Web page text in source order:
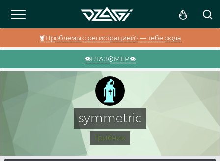
🦞Проблемы с регистрацией? — тебе сюда
👁️ГЛАЗ⦿МЕР👁️
symmetric
Грибник